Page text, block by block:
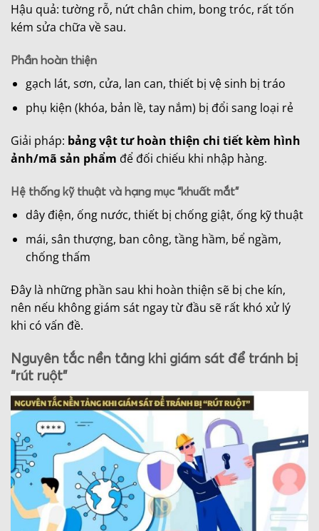
Hậu quả: tường rỗ, nứt chân chim, bong tróc, rất tốn
kém sửa chữa về sau.
Phần hoàn thiện
gạch lát, sơn, cửa, lan can, thiết bị vệ sinh bị tráo
phụ kiện (khóa, bản lề, tay nắm) bị đổi sang loại rẻ
Giải pháp: bảng vật tư hoàn thiện chi tiết kèm hình
ảnh/mã sản phẩm để đối chiếu khi nhập hàng.
Hệ thống kỹ thuật và hạng mục “khuất mắt”
dây điện, ống nước, thiết bị chống giật, ống kỹ thuật
mái, sân thượng, ban công, tầng hầm, bể ngầm,
chống thấm
Đây là những phần sau khi hoàn thiện sẽ bị che kín,
nên nếu không giám sát ngay từ đầu sẽ rất khó xử lý
khi có vấn đề.
Nguyên tắc nền tảng khi giám sát để tránh bị
“rút ruột”